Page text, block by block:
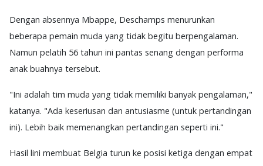
Dengan absennya Mbappe, Deschamps menurunkan
beberapa pemain muda yang tidak begitu berpengalaman.
Namun pelatih 56 tahun ini pantas senang dengan performa
anak buahnya tersebut.
"Ini adalah tim muda yang tidak memiliki banyak pengalaman,"
katanya. "Ada keseriusan dan antusiasme (untuk pertandingan
ini). Lebih baik memenangkan pertandingan seperti ini."
Hasil lini membuat Belgia turun ke posisi ketiga dengan empat